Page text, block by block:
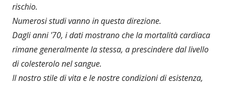
rischio.
Numerosi studi vanno in questa direzione.
Dagli anni '70, i dati mostrano che la mortalità cardiaca
rimane generalmente la stessa, a prescindere dal livello
di colesterolo nel sangue.
Il nostro stile di vita e le nostre condizioni di esistenza,